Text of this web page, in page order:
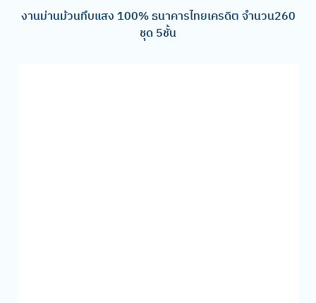
งานม่านม้วนทึบแสง 100% ธนาคารไทยเครดิต จำนวน260
ชุด 5ชั้น